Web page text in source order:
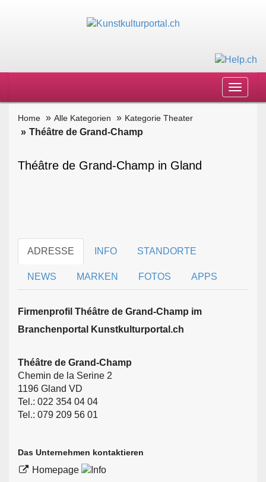
Toggle
Home Alle Kategorien Kategorie Theater
Théâtre de Grand-Champ
Théâtre de Grand-Champ in Gland
ADRESSE INFO STANDORTE
NEWS MARKEN FOTOS APPS
Firmen­profil Théâtre de Grand-Champ im
Branchen­portal Kunstkulturportal.ch
Théâtre de Grand-Champ
Chemin de la Serine 2
1196 Gland VD
Tel.: 022 354 04 04
Tel.: 079 209 56 01
Das Unternehmen kontaktieren
Homepage